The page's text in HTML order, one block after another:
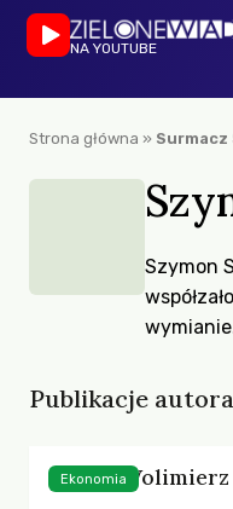
NA YOUTUBE
Strona główna » Surmacz
Szymon
Publikacje autora
Stacja Wolimierz
Ekonomia